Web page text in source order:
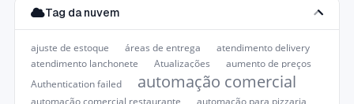
Tag da nuvem
ajuste de estoque áreas de entrega
atendimento delivery
atendimento lanchonete
Atualizações
aumento de preços
Authentication failed
automação comercial
automação comercial restaurante
automação para pizzaria